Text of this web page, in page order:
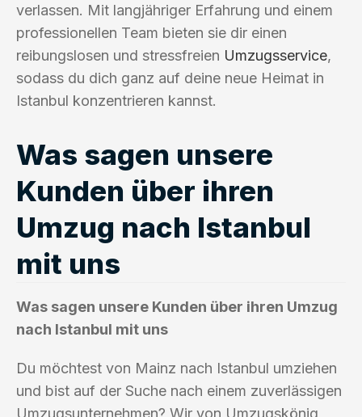
verlassen. Mit langjähriger Erfahrung und einem
professionellen Team bieten sie dir einen
reibungslosen und stressfreien Umzugsservice,
sodass du dich ganz auf deine neue Heimat in
Istanbul konzentrieren kannst.
Was sagen unsere
Kunden über ihren
Umzug nach Istanbul
mit uns
Was sagen unsere Kunden über ihren Umzug
nach Istanbul mit uns
Du möchtest von Mainz nach Istanbul umziehen
und bist auf der Suche nach einem zuverlässigen
Umzugsunternehmen? Wir von Umzugskönig